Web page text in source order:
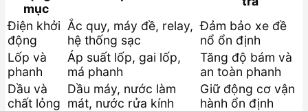
mục
Điện khởi
động
Ắc quy, máy đề, relay,
hệ thống sạc
Đảm bảo xe đề
nổ ổn định
Lốp và
phanh
Áp suất lốp, gai lốp,
má phanh
Tăng độ bám và
an toàn phanh
Dầu và
chất lỏng
Dầu máy, nước làm
mát, nước rửa kính
Giữ động cơ vận
hành ổn định